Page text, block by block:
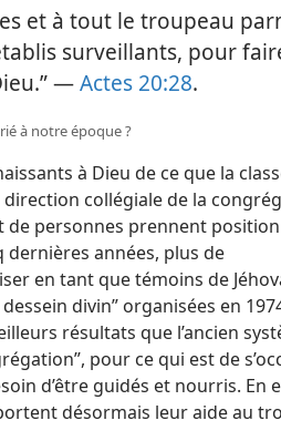
et à tout le troupeau
surveillants, pour
—Actes 20:28.
à notre époque ?
à Dieu de ce que la
direction collégiale de la
de personnes prennent
dernières années, plus de
en tant que témoins de
divin” organisées en
résultats que l’ancien
pour ce qui est de
d’être guidés et nourris. En
désormais leur aide au